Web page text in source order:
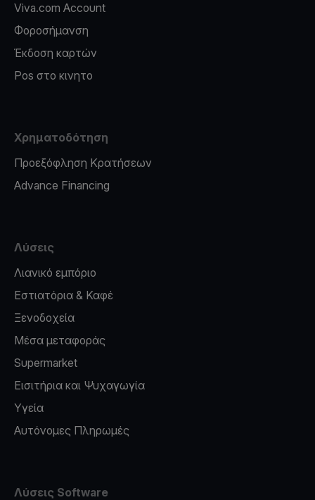
Viva.com Account
Φοροσήμανση
Έκδοση καρτών
Pos στο κινητο
Χρηματοδότηση
Προεξόφληση Κρατήσεων
Advance Financing
Λύσεις
Λιανικό εμπόριο
Εστιατόρια & Καφέ
Ξενοδοχεία
Μέσα μεταφοράς
Supermarket
Εισιτήρια και Ψυχαγωγία
Υγεία
Αυτόνομες Πληρωμές
Λύσεις Software